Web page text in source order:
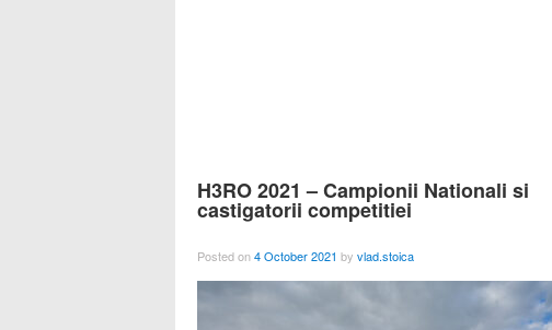
H3RO 2021 – Campionii Nationali si
castigatorii competitiei
Posted on4 October 2021 by vlad.stoica